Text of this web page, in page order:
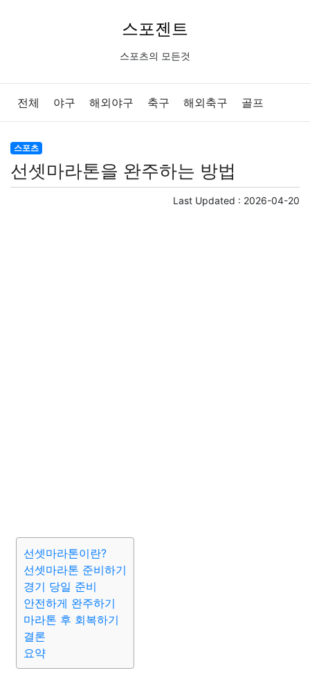
스포젠트
스포츠의 모든것
전체 야구 해외야구 축구 해외축구 골프
배구
스포츠
선셋마라톤을 완주하는 방법
Last Updated : 2026-04-20
선셋마라톤이란?
선셋마라톤 준비하기
경기 당일 준비
안전하게 완주하기
마라톤 후 회복하기
결론
요약